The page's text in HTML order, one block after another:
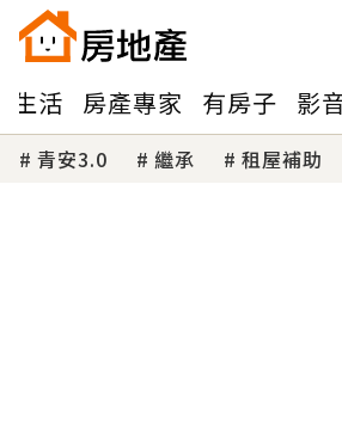
生活 房產專家 有房子 影
青安3.0 繼承 租屋補助